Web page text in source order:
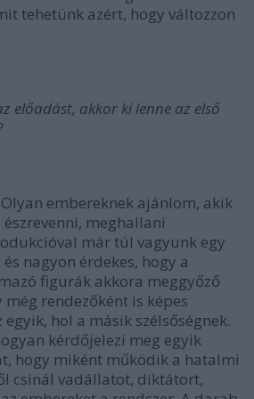
tehetünk azért, hogy változzon
előadást, akkor ki lenne az első
Olyan embereknek ajánlom, akik
meghallani
már túl vagyunk egy
nagyon érdekes, hogy a
figurák akkora meggyőző
rendezőként is képes
hol a másik szélsőségnek.
kérdőjelezi meg egyik
hogy miként működik a hatalmi
csinál vadállatot, diktátort,